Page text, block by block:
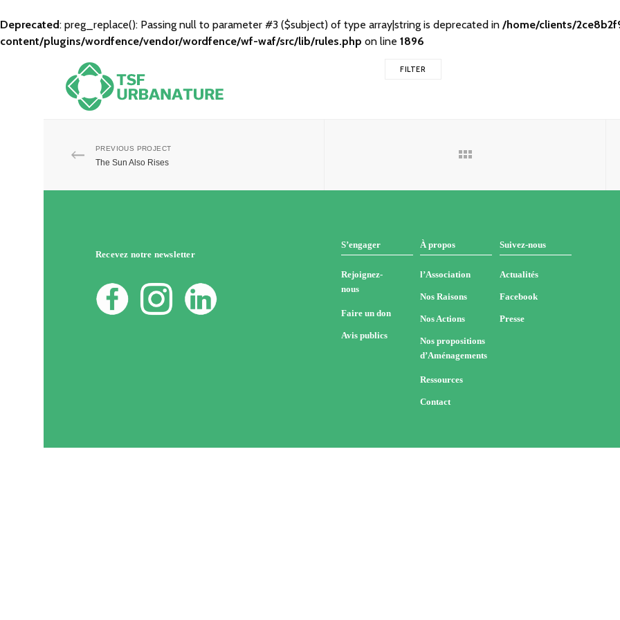
Deprecated: preg_replace(): Passing null to parameter #3 ($subject) of type array|string is deprecated in /home/clients/
content/plugins/wordfence/vendor/wordfence/wf-waf/src/lib/rules.php on line 1896
FILTER
PREVIOUS PROJECT
The Sun Also Rises
Recevez notre newsletter
S’engager
Rejoignez-
nous
Faire un don
Avis publics
À propos
l’Association
Nos Raisons
Nos Actions
Nos propositions
d’Aménagements
Ressources
Contact
Suivez-nous
Actualités
Facebook
Presse